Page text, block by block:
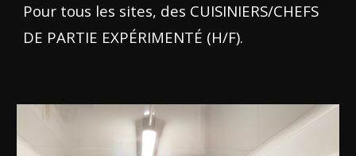
Pour tous les sites, des CUISINIERS/CHEFS
DE PARTIE EXPÉRIMENTÉ (H/F).